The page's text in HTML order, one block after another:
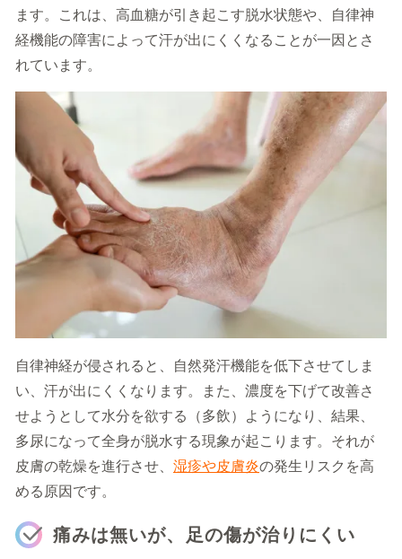
ます。これは、高血糖が引き起こす脱水状態や、自律神
経機能の障害によって汗が出にくくなることが一因とさ
れています。
自律神経が侵されると、自然発汗機能を低下させてしま
い、汗が出にくくなります。また、濃度を下げて改善さ
せようとして水分を欲する（多飲）ようになり、結果、
多尿になって全身が脱水する現象が起こります。それが
皮膚の乾燥を進行させ、 湿疹や皮膚炎の発生リスクを高
める原因です。
痛みは無いが、足の傷が治りにくい